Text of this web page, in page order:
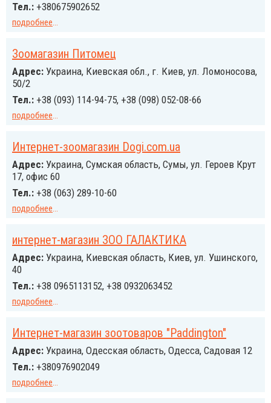
Тел.: +380675902652
подробнее...
Зоомагазин Питомец
Адрес: Украина, Киевская обл., г. Киев, ул. Ломоносова,
50/2
Тел.: +38 (093) 114-94-75, +38 (098) 052-08-66
подробнее...
Интернет-зоомагазин Dogi.com.ua
Адрес: Украина, Сумская область, Сумы, ул. Героев Крут
17, офис 60
Тел.: +38 (063) 289-10-60
подробнее...
интернет-магазин ЗОО ГАЛАКТИКА
Адрес: Украина, Киевская область, Киев, ул. Ушинского,
40
Тел.: +38 0965113152, +38 0932063452
подробнее...
Интернет-магазин зоотоваров "Paddington"
Адрес: Украина, Одесская область, Одесса, Садовая 12
Тел.: +380976902049
подробнее...